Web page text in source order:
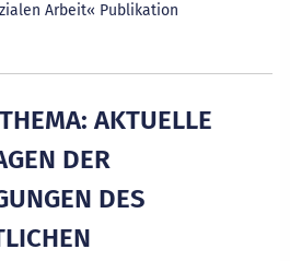
Arbeit« Publikation
AKTUELLE
DER
DES